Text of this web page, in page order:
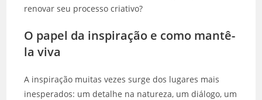
renovar seu processo criativo?
O papel da inspiração e como mantê-
la viva
A inspiração muitas vezes surge dos lugares mais
inesperados: um detalhe na natureza, um diálogo, um